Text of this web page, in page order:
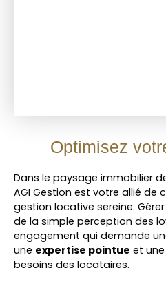
Optimisez
Dans le paysage immobilier
AGI Gestion est votre allié de
gestion locative sereine.
de la simple perception des
engagement qui demande
une expertise pointue et
besoins des locataires.